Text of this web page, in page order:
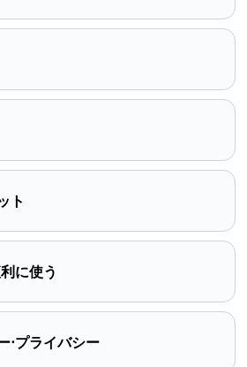
ト
に使う
⋅プライバシー